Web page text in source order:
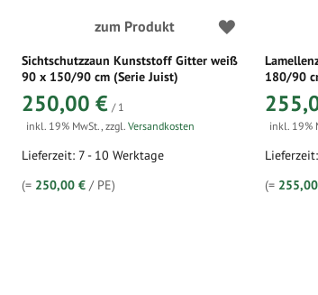
zum Produkt
Sichtschutzzaun Kunststoff Gitter weiß
90 x 150/90 cm (Serie Juist)
250,00 € / 1
inkl. 19% MwSt., zzgl. Versandkosten
Lieferzeit: 7 - 10 Werktage
(= 250,00 €/ PE)
180/90
inkl. 19%
(=